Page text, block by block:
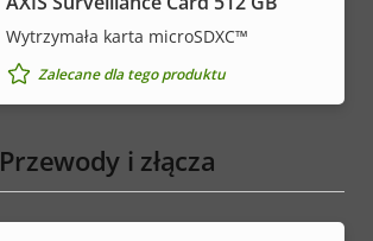
Wytrzymała karta microSDXC™
Zalecane dla tego produktu
Przewody i złącza